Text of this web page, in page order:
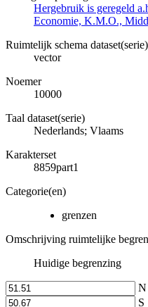
Hergebruik is geregeld
Economie, K.M.O.,
Ruimtelijk schema dataset(serie)
vector
Noemer
10000
Taal dataset(serie)
Nederlands; Vlaams
Karakterset
8859part1
Categorie(en)
grenzen
Omschrijving ruimtelijke
Huidige begrenzing
N
S